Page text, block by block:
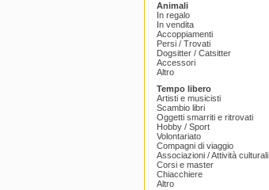
Animali
In regalo
In vendita
Accoppiamenti
Persi / Trovati
Dogsitter / Catsitter
Accessori
Altro
Tempo libero
Artisti e musicisti
Scambio libri
Oggetti smarriti e ritrovati
Hobby / Sport
Volontariato
Compagni di viaggio
Associazioni / Attività culturali
Corsi e master
Chiacchiere
Altro